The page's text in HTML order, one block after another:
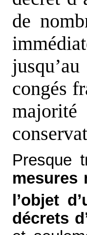
de
congés
Presque
mesures
l’objet
décrets